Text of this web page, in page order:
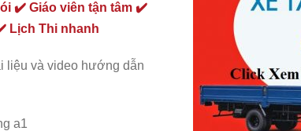
✔️ Giáo viên tận tâm ✔️
Lịch Thi nhanh
liệu và video hướng dẫn
a1